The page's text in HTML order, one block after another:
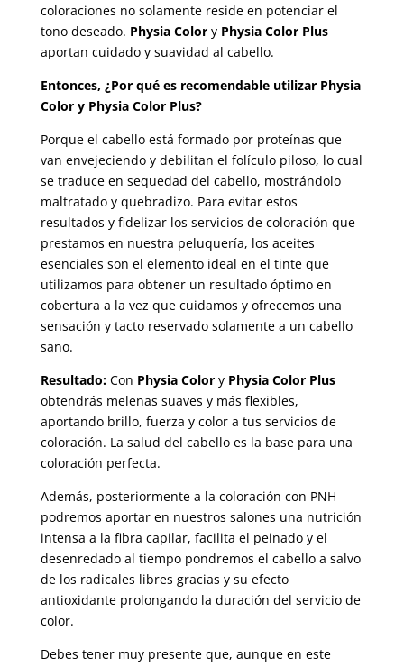
coloraciones no solamente reside en potenciar el
tono deseado. Physia Colory Physia Color Plus
aportan cuidado y suavidad al cabello.
Entonces, ¿Por qué es recomendable utilizar Physia
Colory Physia Color Plus?
Porque el cabello está formado por proteínas que
van envejeciendo y debilitan el folículo piloso, lo cual
se traduce en sequedad del cabello, mostrándolo
maltratado y quebradizo. Para evitar estos
resultados y fidelizar los servicios de coloración que
prestamos en nuestra peluquería, los aceites
esenciales son el elemento ideal en el tinte que
utilizamos para obtener un resultado óptimo en
cobertura a la vez que cuidamos y ofrecemos una
sensación y tacto reservado solamente a un cabello
sano.
Resultado:Con Physia Colory Physia Color Plus
obtendrás melenas suaves y más flexibles,
aportando brillo, fuerza y color a tus servicios de
coloración. La salud del cabello es la base para una
coloración perfecta.
Además, posteriormente a la coloración con PNH
podremos aportar en nuestros salones una nutrición
intensa a la fibra capilar, facilita el peinado y el
desenredado al tiempo pondremos el cabello a salvo
de los radicales libres gracias y su efecto
antioxidante prolongando la duración del servicio de
color.
Debes tener muy presente que, aunque en este